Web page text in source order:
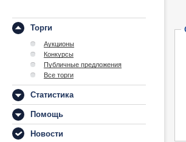
Торги
Аукционы
Конкурсы
Публичные предложения
Все торги
Статистика
Помощь
Новости